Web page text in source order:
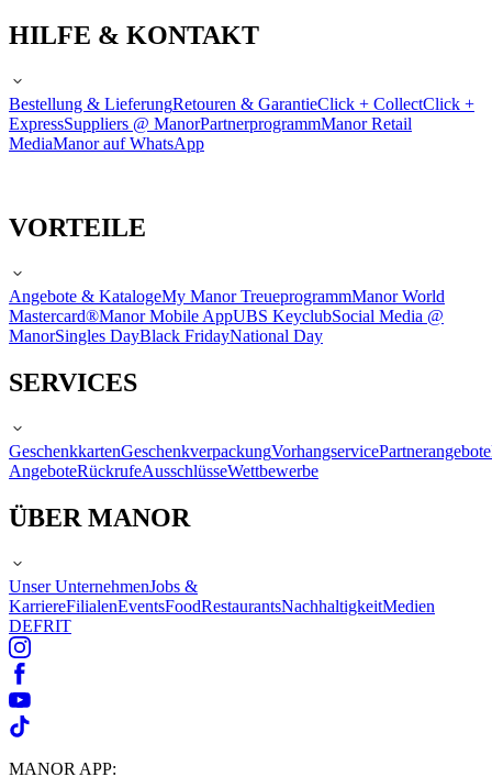
HILFE & KONTAKT
Bestellung & LieferungRetouren & GarantieClick + CollectClick +
ExpressSuppliers @ ManorPartnerprogrammManor Retail
MediaManor auf WhatsApp
VORTEILE
Angebote & KatalogeMy Manor TreueprogrammManor World
Mastercard®Manor Mobile AppUBS KeyclubSocial Media @
ManorSingles DayBlack FridayNational Day
SERVICES
GeschenkkartenGeschenkverpackungVorhangservicePartnerangebote
AngeboteRückrufeAusschlüsseWettbewerbe
ÜBER MANOR
Unser UnternehmenJobs &
KarriereFilialenEventsFoodRestaurantsNachhaltigkeitMedien
DEFRIT
MANOR APP: